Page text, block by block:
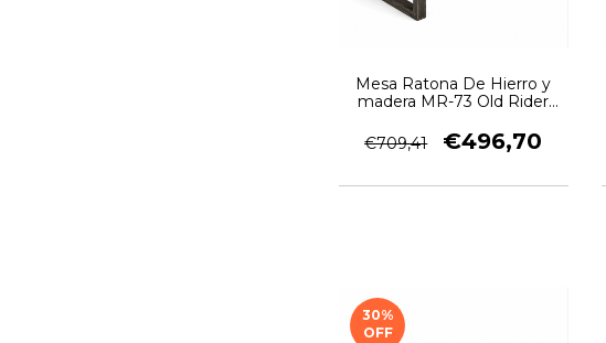
Mesa Ratona De Hierro y
madera MR-73 Old Rider
€709,41
€496,70
30%
OFF